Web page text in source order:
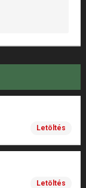
Letöltés
Letöltés